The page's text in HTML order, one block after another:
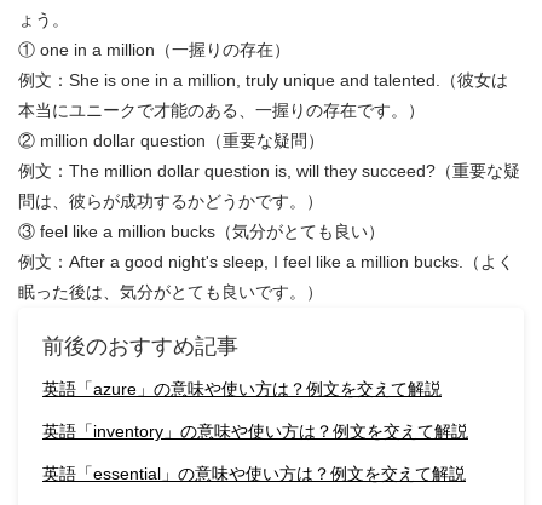
ょう。
① one in a million（一握りの存在）
例文：She is one in a million, truly unique and talented.（彼女は
本当にユニークで才能のある、一握りの存在です。）
② million dollar question（重要な疑問）
例文：The million dollar question is, will they succeed?（重要な疑
問は、彼らが成功するかどうかです。）
③ feel like a million bucks（気分がとても良い）
例文：After a good night's sleep, I feel like a million bucks.（よく
眠った後は、気分がとても良いです。）
前後のおすすめ記事
英語「azure」の意味や使い方は？例文を交えて解説
英語「inventory」の意味や使い方は？例文を交えて解説
英語「essential」の意味や使い方は？例文を交えて解説